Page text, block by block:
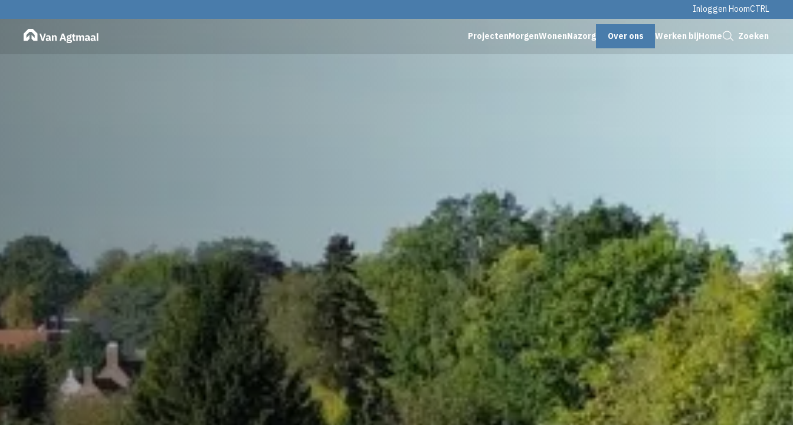
Inloggen HoomCTRL
ProjectenMorgenWonenNazorg Over ons Werken bijHome Zoeken
Sluiten